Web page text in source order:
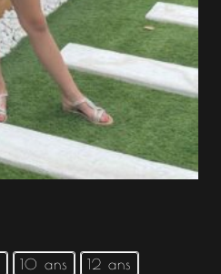
10 ans 12 ans